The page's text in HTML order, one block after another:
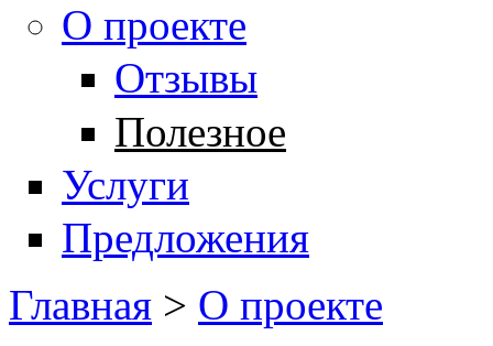
О проекте
Отзывы
Полезное
Услуги
Предложения
Вы здесь
Главная > О проекте